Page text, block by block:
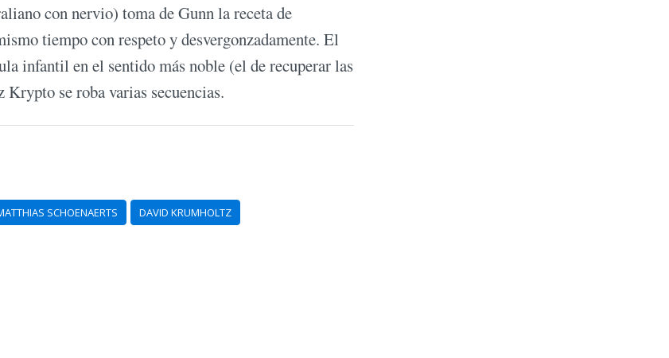
con nervio) toma de Gunn la receta de
tiempo con respeto y desvergonzadamente. El
infantil en el sentido más noble (el de recuperar las
se roba varias secuencias.
SCHOENAERTS DAVID KRUMHOLTZ